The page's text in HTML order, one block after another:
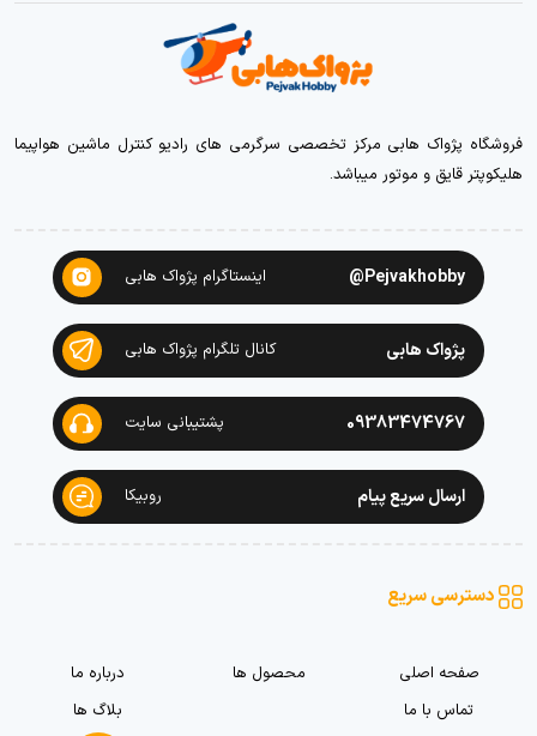
فروشگاه پژواک هابی مرکز تخصصی سرگرمی های رادیو کنترل ماشین هواپیما
هلیکوپتر قایق و موتور میباشد.
Pejvakhobby@ اینستاگرام پژواک هابی
پژواک هابی کانال تلگرام پژواک هابی
09383474767 پشتیبانی سایت
ارسال سریع پیام روبیکا
دسترسی سریع
صفحه اصلی محصول ها
درباره ما
تماس با ما
بلاگ ها